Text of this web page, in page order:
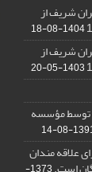
شریف از
1404-08-18
شریف از
1403-05-20
توسط مؤسسه
1391-
علاقه مندان